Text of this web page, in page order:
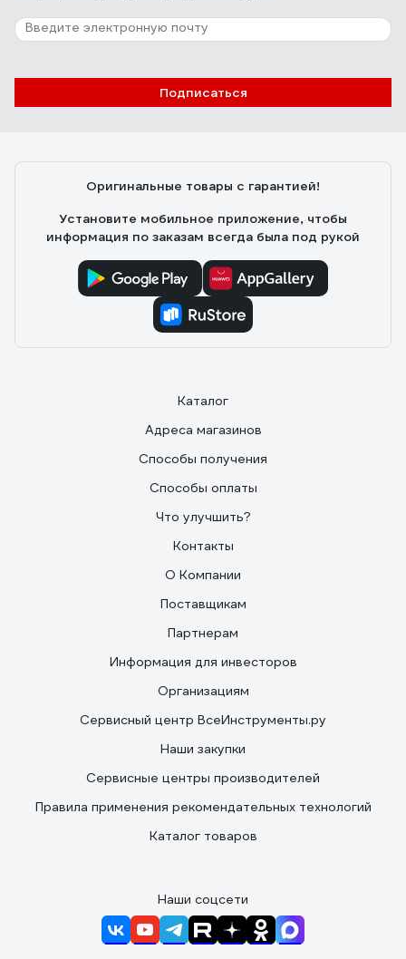
Подписаться
Оригинальные товары с гарантией!
Установите мобильное приложение, чтобы
информация по заказам всегда была под рукой
Каталог
Адреса магазинов
Способы получения
Способы оплаты
Что улучшить?
Контакты
О Компании
Поставщикам
Партнерам
Информация для инвесторов
Организациям
Сервисный центр ВсеИнструменты.ру
Наши закупки
Сервисные центры производителей
Правила применения рекомендательных технологий
Каталог товаров
Наши соцсети